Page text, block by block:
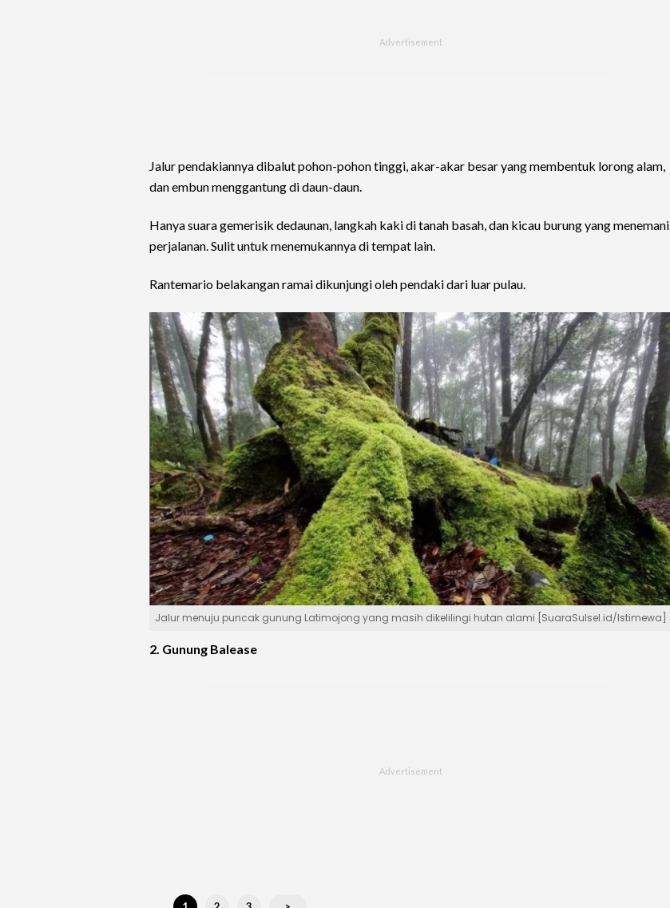
Jalur pendakiannya dibalut pohon-pohon tinggi, akar-akar besar yang membentuk lorong alam,
dan embun menggantung di daun-daun.
Hanya suara gemerisik dedaunan, langkah kaki di tanah basah, dan kicau burung yang menemani
perjalanan. Sulit untuk menemukannya di tempat lain.
Rantemario belakangan ramai dikunjungi oleh pendaki dari luar pulau.
Jalur menuju puncak gunung Latimojong yang masih dikelilingi hutan alami [SuaraSulsel.id/Istimewa]
2. Gunung Balease